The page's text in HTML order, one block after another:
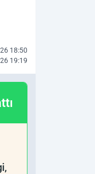
18:50
19:19